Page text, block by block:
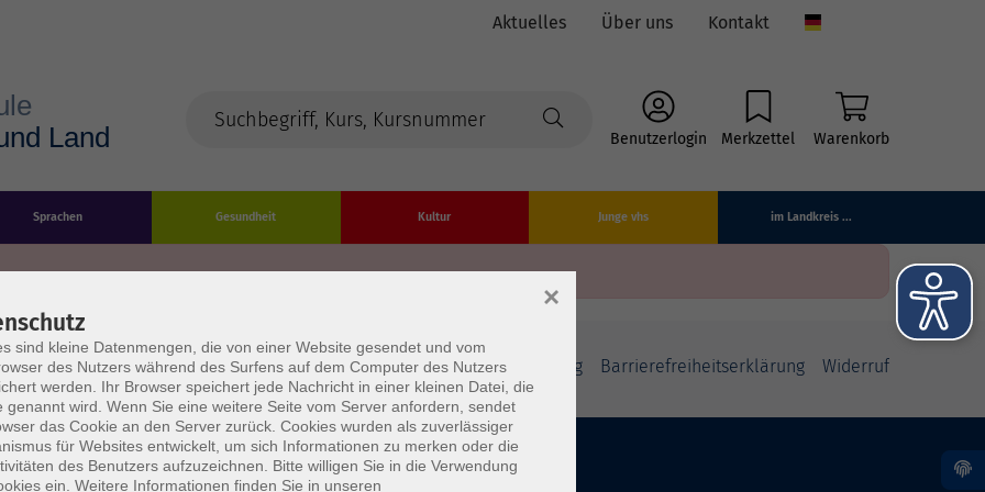
Aktuelles Über uns Kontakt
Benutzerlogin Merkzettel Warenkorb
Sprachen Gesundheit Kultur Junge vhs im Landkreis ...
Impressum Datenschutzerklärung AGB/Widerrufsbelehrung Barrierefreiheitserklärung Widerruf
sind kleine Datenmengen, die von einer Website gesendet und vom
des Nutzers während des Surfens auf dem Computer des Nutzers
werden. Ihr Browser speichert jede Nachricht in einer kleinen Datei, die
genannt wird. Wenn Sie eine weitere Seite vom Server anfordern, sendet
das Cookie an den Server zurück. Cookies wurden als zuverlässiger
für Websites entwickelt, um sich Informationen zu merken oder die
des Benutzers aufzuzeichnen. Bitte willigen Sie in die Verwendung
ein. Weitere Informationen finden Sie in unseren
×